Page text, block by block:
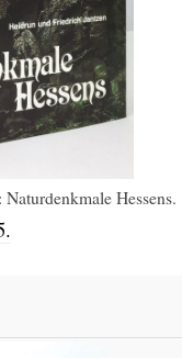
Hessens.